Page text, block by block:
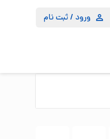
ورود / ثبت نام